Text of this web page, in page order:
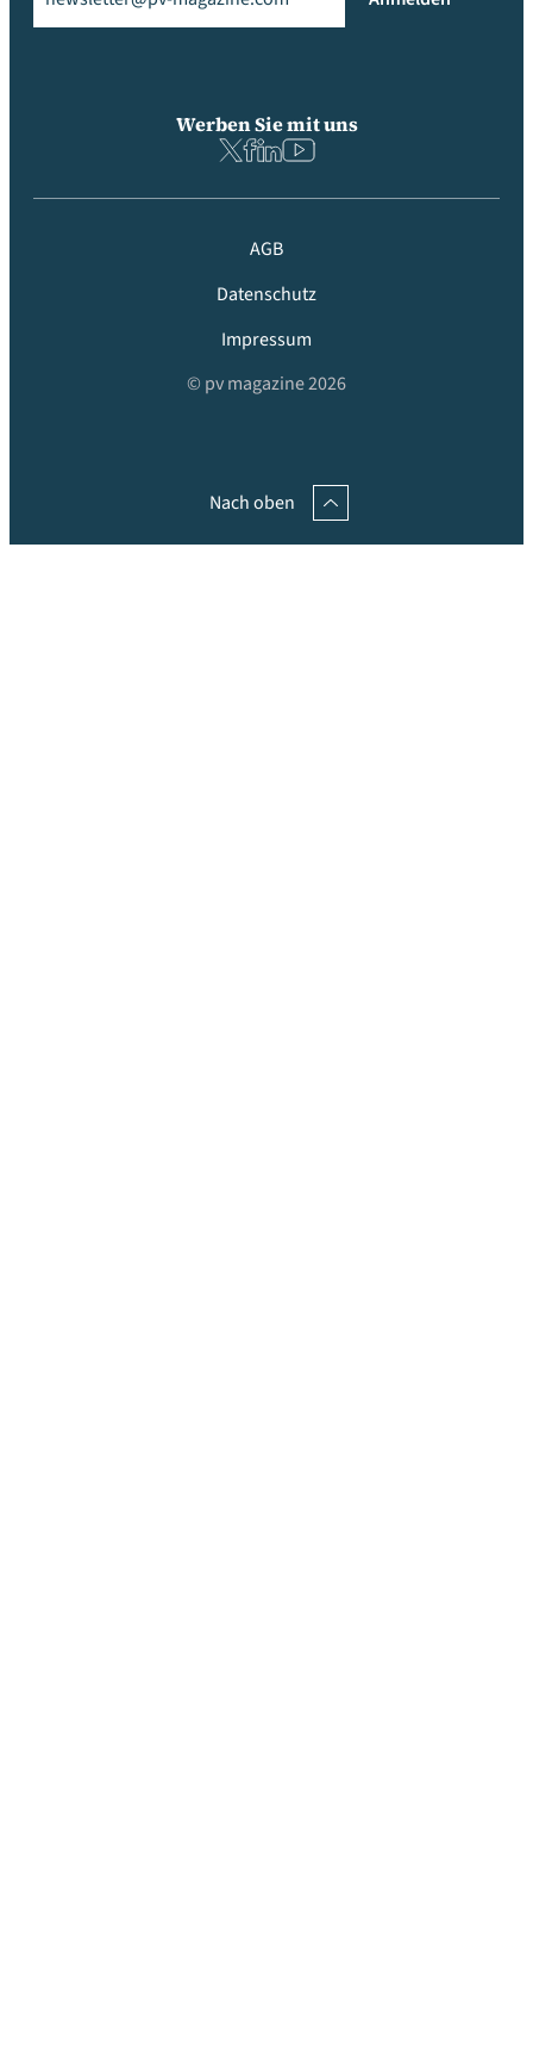
Werben Sie mit uns
AGB
Datenschutz
Impressum
© pv magazine 2026
Nach oben